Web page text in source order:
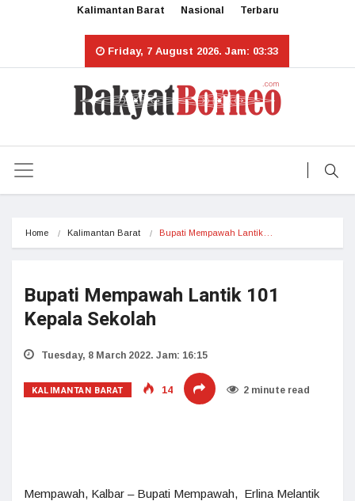
Kalimantan Barat Nasional Terbaru
Friday, 7 August 2026. Jam: 03:33
Home Kalimantan Barat Bupati Mempawah Lantik…
Bupati Mempawah Lantik 101
Kepala Sekolah
Tuesday, 8 March 2022. Jam: 16:15
KALIMANTAN BARAT 14 2 minute read
Mempawah, Kalbar – Bupati Mempawah, Erlina Melantik